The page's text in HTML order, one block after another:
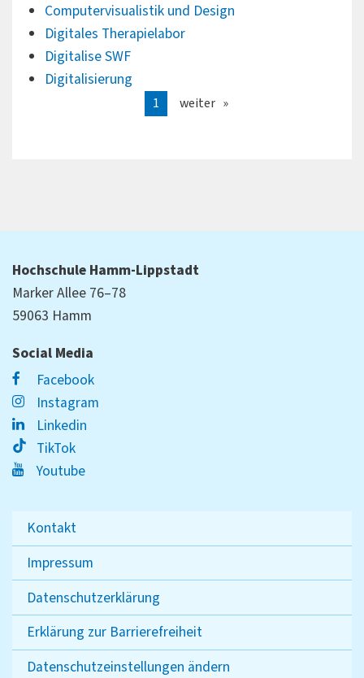
Computervisualistik und Design
Digitales Therapielabor
Digitalise SWF
Digitalisierung
1 weiter
Hochschule Hamm-Lippstadt
Marker Allee 76–78
59063 Hamm
Social Media
Facebook
Instagram
Linkedin
TikTok
Youtube
Kontakt
Impressum
Datenschutzerklärung
Erklärung zur Barrierefreiheit
Datenschutzeinstellungen ändern